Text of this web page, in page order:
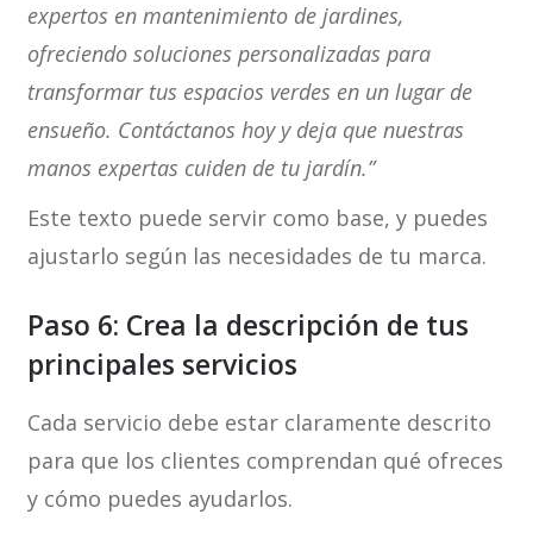
expertos en mantenimiento de jardines,
ofreciendo soluciones personalizadas para
transformar tus espacios verdes en un lugar de
ensueño. Contáctanos hoy y deja que nuestras
manos expertas cuiden de tu jardín.”
Este texto puede servir como base, y puedes
ajustarlo según las necesidades de tu marca.
Paso 6: Crea la descripción de tus
principales servicios
Cada servicio debe estar claramente descrito
para que los clientes comprendan qué ofreces
y cómo puedes ayudarlos.